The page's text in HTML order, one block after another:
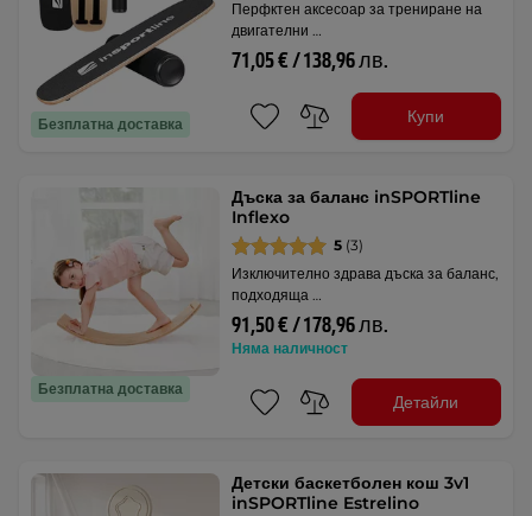
Безплатна доставка
Перфктен аксесоар за трениране на
двигателни …
71,05 € / 138,96 лв.
Купи
Безплатна доставка
Дъска за баланс inSPORTline
Inflexo
5 (3)
Изключително здрава дъска за баланс,
подходяща …
91,50 € / 178,96 лв.
Няма наличност
Детайли
Детски баскетболен кош 3v1
inSPORTline Estrelino